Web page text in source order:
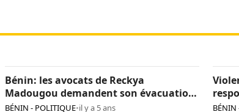
Bénin: les avocats de Reckya
Madougou demandent son évacuation
sanitaire
BÉNIN - POLITIQUE•il y a 5 ans
soit,
BÉNIN